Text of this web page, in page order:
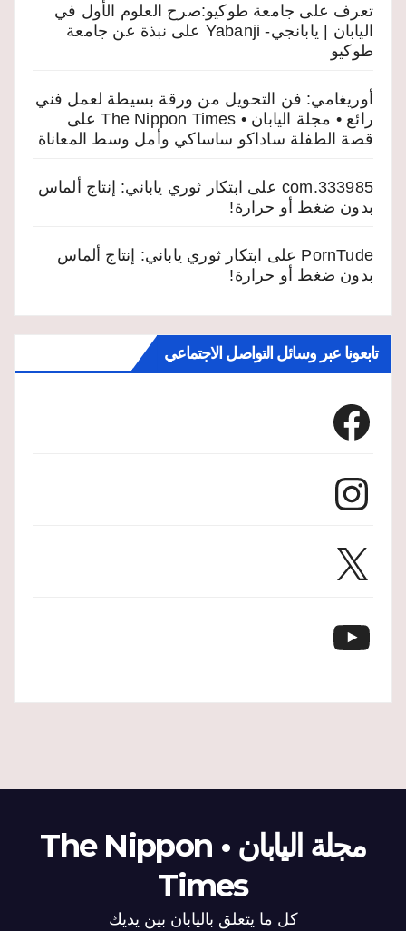
تعرف على جامعة طوكيو:صرح العلوم الأول في
اليابان | يابانجي- Yabanji
على نبذة عن جامعة
طوكيو
أوريغامي: فن التحويل من ورقة بسيطة لعمل فني
رائع • مجلة اليابان • The Nippon Times
على
قصة الطفلة ساداكو ساساكي وأمل وسط المعاناة
333985.com على ابتكار ثوري ياباني: إنتاج ألماس
بدون ضغط أو حرارة!
PornTude على
ابتكار ثوري ياباني: إنتاج ألماس
بدون ضغط أو حرارة!
تابعونا عبر وسائل التواصل الاجتماعي
Facebook
Instagram
X
YouTube
مجلة اليابان • The Nippon
Times
كل ما يتعلق باليابان بين يديك